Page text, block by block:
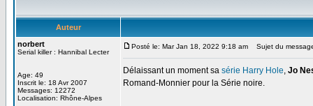
Auteur
norbert
Serial killer : Hannibal Lecter
Age: 49
Inscrit le: 18 Avr 2007
Messages: 12272
Localisation: Rhône-Alpes
Posté le: Mar Jan 18, 2022 9:18 am Sujet du
Délaissant un moment sa série Harry Hole, Jo
Romand-Monnier pour la Série noire.